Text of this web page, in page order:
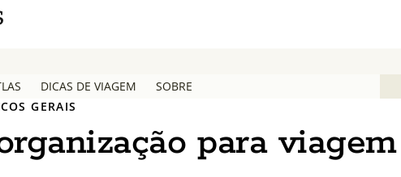
DICAS DE VIAGEM SOBRE
GERAIS
para viagem